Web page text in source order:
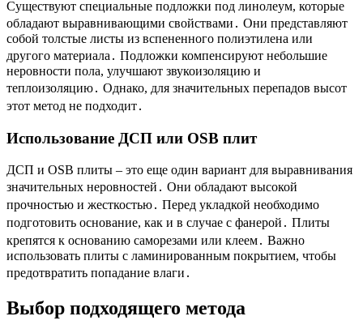
Существуют специальные подложки под линолеум, которые
обладают выравнивающими свойствами․ Они представляют
собой толстые листы из вспененного полиэтилена или
другого материала․ Подложки компенсируют небольшие
неровности пола, улучшают звукоизоляцию и
теплоизоляцию․ Однако, для значительных перепадов высот
этот метод не подходит․
Использование ДСП или OSB плит
ДСП и OSB плиты – это еще один вариант для выравнивания
значительных неровностей․ Они обладают высокой
прочностью и жесткостью․ Перед укладкой необходимо
подготовить основание, как и в случае с фанерой․ Плиты
крепятся к основанию саморезами или клеем․ Важно
использовать плиты с ламинированным покрытием, чтобы
предотвратить попадание влаги․
Выбор подходящего метода